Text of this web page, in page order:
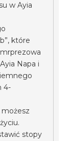
w Ayia
które
Napa i
4-
stopy